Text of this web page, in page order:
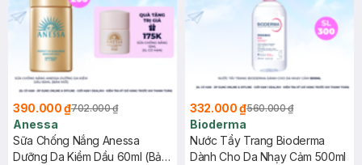
390.000 ₫702.000 ₫
Anessa
Sữa Chống Nắng Anessa
Dưỡng Da Kiềm Dầu 60ml (Bản
332.000 ₫560.000 ₫
Bioderma
Nước Tẩy Trang Bioderma
Dành Cho Da Nhạy Cảm 500ml